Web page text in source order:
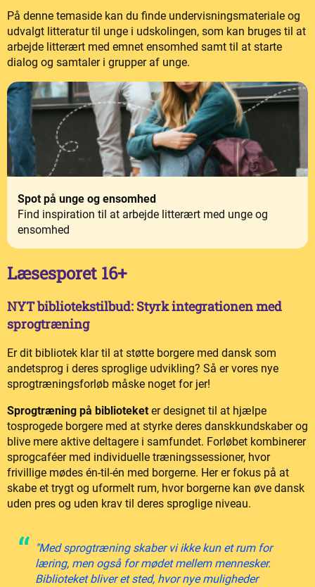
På denne temaside kan du finde undervisningsmateriale og
udvalgt litteratur til unge i udskolingen, som kan bruges til at
arbejde litterært med emnet ensomhed samt til at starte
dialog og samtaler i grupper af unge.
Spot på unge og ensomhed
Find inspiration til at arbejde litterært med unge og
ensomhed
Læsesporet 16+
NYT bibliotekstilbud: Styrk integrationen med
sprogtræning
Er dit bibliotek klar til at støtte borgere med dansk som
andetsprog i deres sproglige udvikling? Så er vores nye
sprogtræningsforløb måske noget for jer!
Sprogtræning på biblioteketer designet til at hjælpe
tosprogede borgere med at styrke deres danskkundskaber og
blive mere aktive deltagere i samfundet. Forløbet kombinerer
sprogcaféer med individuelle træningssessioner, hvor
frivillige mødes én-til-én med borgerne. Her er fokus på at
skabe et trygt og uformelt rum, hvor borgerne kan øve dansk
uden pres og uden krav til deres sproglige niveau.
"Med sprogtræning skaber vi ikke kun et rum for
læring, men også for mødet mellem mennesker.
Biblioteket bliver et sted, hvor nye muligheder